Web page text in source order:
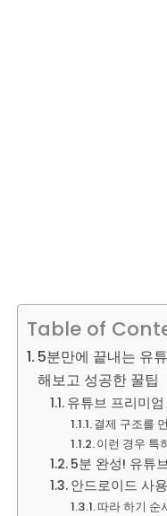
Table of
5분만에 끝내는 유
해보고 성공한 꿀팁
유튜브 프리미
결제 구조를
이런 경우 특
5분 완성! 유튜
안드로이드 사
따라 하기 순